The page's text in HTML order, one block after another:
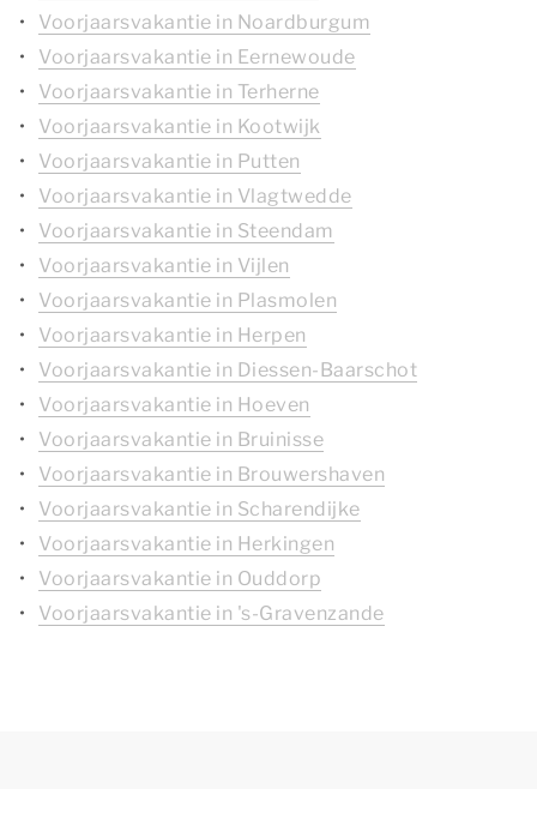
Voorjaarsvakantie in Noardburgum
Voorjaarsvakantie in Eernewoude
Voorjaarsvakantie in Terherne
Voorjaarsvakantie in Kootwijk
Voorjaarsvakantie in Putten
Voorjaarsvakantie in Vlagtwedde
Voorjaarsvakantie in Steendam
Voorjaarsvakantie in Vijlen
Voorjaarsvakantie in Plasmolen
Voorjaarsvakantie in Herpen
Voorjaarsvakantie in Diessen-Baarschot
Voorjaarsvakantie in Hoeven
Voorjaarsvakantie in Bruinisse
Voorjaarsvakantie in Brouwershaven
Voorjaarsvakantie in Scharendijke
Voorjaarsvakantie in Herkingen
Voorjaarsvakantie in Ouddorp
Voorjaarsvakantie in 's-Gravenzande